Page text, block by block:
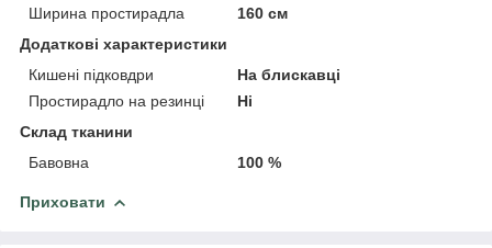
Ширина простирадла
160 см
Додаткові характеристики
Кишені підковдри
На блискавці
Простирадло на резинці
Ні
Склад тканини
Бавовна
100 %
Приховати